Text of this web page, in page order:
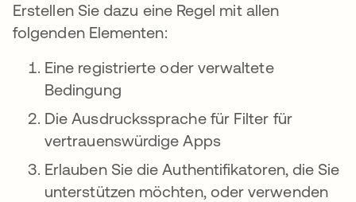
Erstellen Sie dazu eine Regel mit allen
folgenden Elementen:
Eine registrierte oder verwaltete
Bedingung
Die Ausdruckssprache für Filter für
vertrauenswürdige Apps
Erlauben Sie die Authentifikatoren, die Sie
unterstützen möchten, oder verwenden